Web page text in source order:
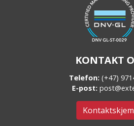
KONTAKT
Telefon: (+47)
E-post: